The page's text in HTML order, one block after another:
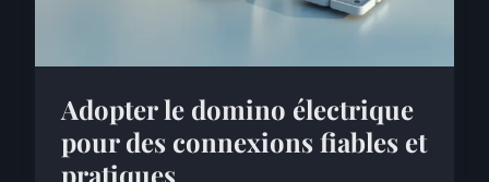
Adopter le domino électrique
pour des connexions fiables et
pratiques